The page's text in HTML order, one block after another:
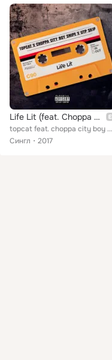
Life Lit (feat. Choppa City Boy Snipe & Utp Skip)
topcat feat. choppa city boy snipe, utp skip
Сингл
2017